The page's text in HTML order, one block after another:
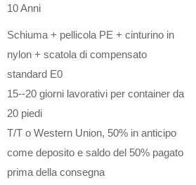
10 Anni
Schiuma + pellicola PE + cinturino in
nylon + scatola di compensato
standard E0
15--20 giorni lavorativi per container da
20 piedi
T/T o Western Union, 50% in anticipo
come deposito e saldo del 50% pagato
prima della consegna